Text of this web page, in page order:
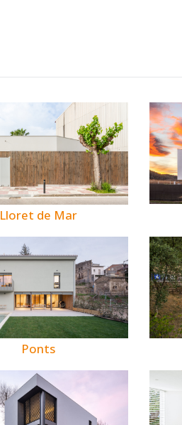
Lloret de Mar
Ponts